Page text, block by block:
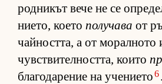
род­ни­кът вече не се
ни­е­то, ко­ето получава от
чай­ност­та, а от мо­рал­ното
чув­с­т­ви­тел­ност­та, ко­ито
бла­го­да­ре­ние на уче­ни­ето6